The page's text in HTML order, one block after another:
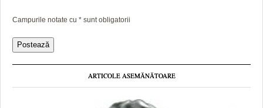
Campurile notate cu * sunt obligatorii
ARTICOLE ASEMĂNĂTOARE